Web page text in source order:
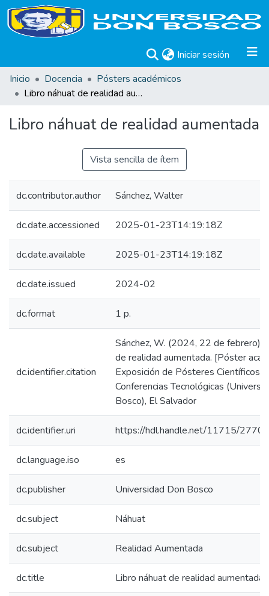
Iniciar sesión (current)
Inicio
Docencia
Pósters académicos
Libro náhuat de realidad aumentada
Libro náhuat de realidad aumentada
Vista sencilla de ítem
dc.contributor.author Sánchez, Walter
dc.date.accessioned 2025-01-23T14:19:18Z
dc.date.available 2025-01-23T14:19:18Z
dc.date.issued 2024-02
dc.format 1 p.
dc.identifier.citation
Sánchez, W. (2024, 22 de febrero).
de realidad aumentada. [Póster
Exposición de Pósteres Científicos y
Conferencias Tecnológicas
Bosco), El Salvador
dc.identifier.uri https://hdl.handle.net/11715/2770
dc.language.iso es
dc.publisher Universidad Don Bosco
dc.subject Náhuat
dc.subject Realidad Aumentada
dc.title Libro náhuat de realidad aumentada